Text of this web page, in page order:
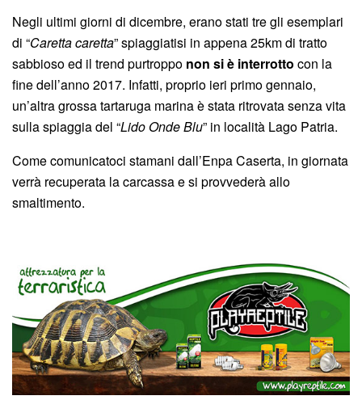
Negli ultimi giorni di dicembre, erano stati tre gli esemplari
di “Caretta caretta” spiaggiatisi in appena 25km di tratto
sabbioso ed il trend purtroppo non si è interrotto con la
fine dell’anno 2017. Infatti, proprio ieri primo gennaio,
un’altra grossa tartaruga marina è stata ritrovata senza vita
sulla spiaggia del “Lido Onde Blu” in località Lago Patria.
Come comunicatoci stamani dall’Enpa Caserta, in giornata
verrà recuperata la carcassa e si provvederà allo
smaltimento.